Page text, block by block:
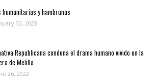
y hambrunas
30, 2023
Republicana condena el drama humano vivido en la
de Melilla
26, 2022